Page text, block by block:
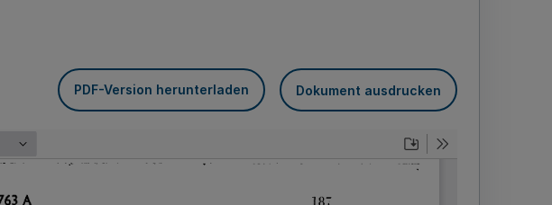
PDF-Version herunterladen Dokument ausdrucken